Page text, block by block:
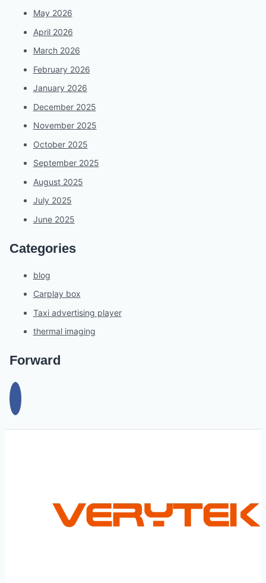
May 2026
April 2026
March 2026
February 2026
January 2026
December 2025
November 2025
October 2025
September 2025
August 2025
July 2025
June 2025
Categories
blog
Carplay box
Taxi advertising player
thermal imaging
Forward